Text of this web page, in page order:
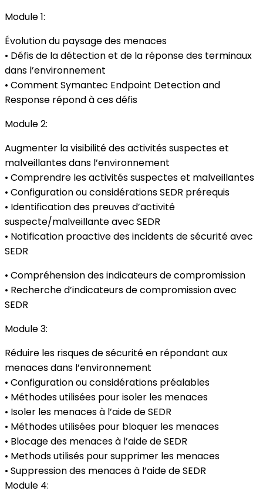
Module 1:
Évolution du paysage des menaces
• Défis de la détection et de la réponse des terminaux
dans l’environnement
• Comment Symantec Endpoint Detection and
Response répond à ces défis
Module 2:
Augmenter la visibilité des activités suspectes et
malveillantes dans l’environnement
• Comprendre les activités suspectes et malveillantes
• Configuration ou considérations SEDR prérequis
• Identification des preuves d’activité
suspecte/malveillante avec SEDR
• Notification proactive des incidents de sécurité avec
SEDR
• Compréhension des indicateurs de compromission
• Recherche d’indicateurs de compromission avec
SEDR
Module 3:
Réduire les risques de sécurité en répondant aux
menaces dans l’environnement
• Configuration ou considérations préalables
• Méthodes utilisées pour isoler les menaces
• Isoler les menaces à l’aide de SEDR
• Méthodes utilisées pour bloquer les menaces
• Blocage des menaces à l’aide de SEDR
• Methods utilisés pour supprimer les menaces
• Suppression des menaces à l’aide de SEDR
Module 4: